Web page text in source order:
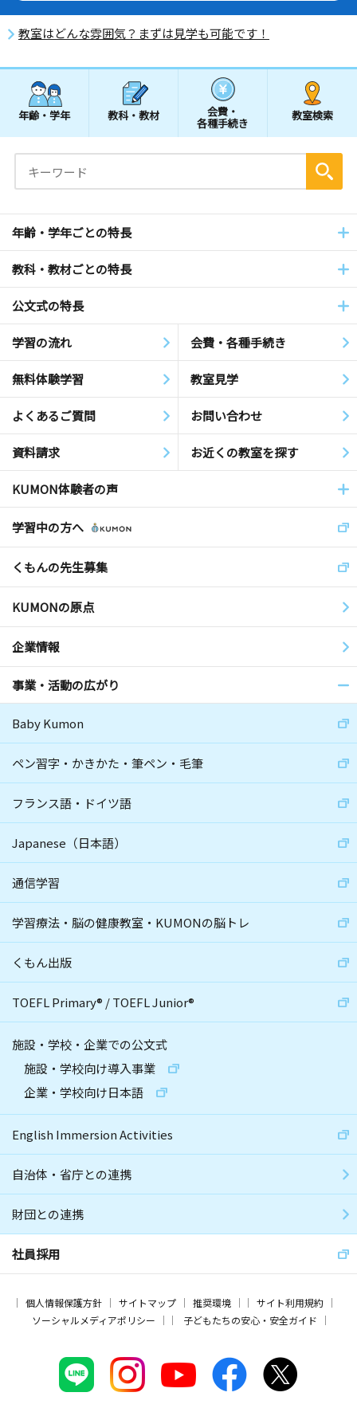
教室はどんな雰囲気？まずは見学も可能です！
年齢・学年 教科・教材 会費・
各種手続き
教室検索
年齢・学年ごとの特長
教科・教材ごとの特長
公文式の特長
学習の流れ 会費・各種手続き
無料体験学習 教室見学
よくあるご質問 お問い合わせ
資料請求 お近くの教室を探す
KUMON体験者の声
学習中の方へ
くもんの先生募集
KUMONの原点
企業情報
事業・活動の広がり
Baby Kumon
ペン習字・かきかた・筆ペン・毛筆
フランス語・ドイツ語
Japanese（日本語）
通信学習
学習療法・脳の健康教室・KUMONの脳トレ
くもん出版
TOEFL Primary® /TOEFL Junior®
施設・学校・企業での公文式
施設・学校向け導入事業
企業・学校向け日本語
English Immersion Activities
自治体・省庁との連携
財団との連携
社員採用
個人情報保護方針 サイトマップ 推奨環境
サイト利用規約
ソーシャルメディアポリシー
子どもたちの安心・安全ガイド